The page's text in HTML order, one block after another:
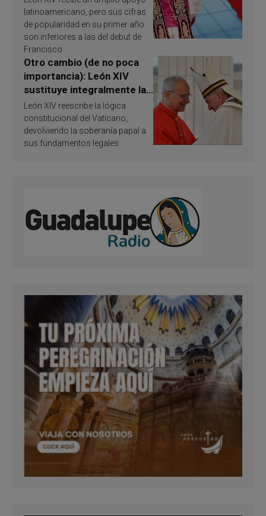
Publican resultados de
investigación
latinoamericano, pero sus cifras
de popularidad en su primer año
son inferiores a las del debut de
Francisco
Otro cambio (de no poca
importancia): León XIV
sustituye integralmente la
ley vaticana de Papa
Francisco
León XIV reescribe la lógica
constitucional del Vaticano,
devolviendo la soberanía papal a
sus fundamentos legales